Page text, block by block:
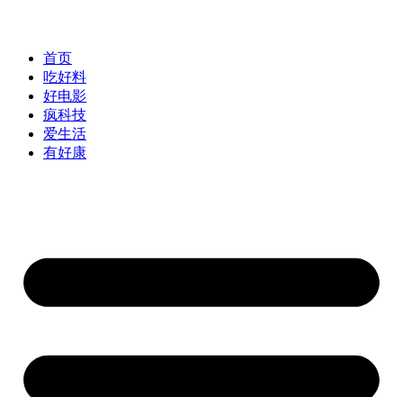
首页
吃好料
好电影
疯科技
爱生活
有好康